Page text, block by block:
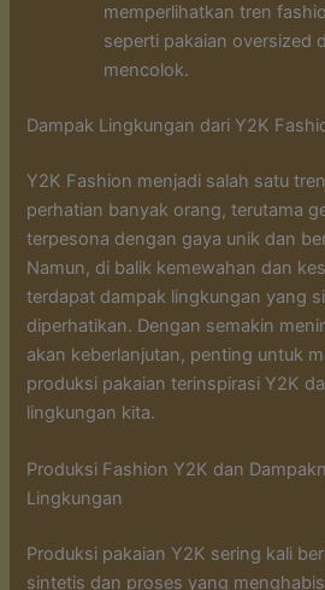
memperlihatkan tren
seperti pakaian oversized
mencolok.
Dampak Lingkungan dari Y2K
Y2K Fashion menjadi salah satu
perhatian banyak orang, terutama
terpesona dengan gaya unik dan
Namun, di balik kemewahan dan
terdapat dampak lingkungan yang
diperhatikan. Dengan semakin
akan keberlanjutan, penting untuk
produksi pakaian terinspirasi Y2K
lingkungan kita.
Produksi Fashion Y2K dan
Lingkungan
Produksi pakaian Y2K sering kali
sintetis dan proses yang